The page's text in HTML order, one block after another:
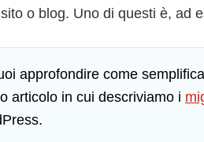
o blog. Uno di questi è, ad
approfondire come
articolo in cui descriviamo i